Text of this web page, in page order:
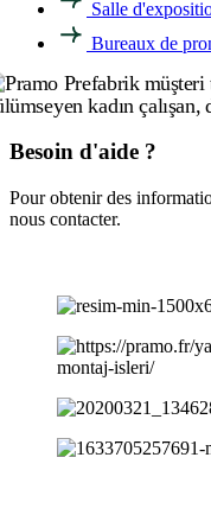
Salle
Bureaux de
Besoin d'aide ?
Pour obtenir des
nous contacter.